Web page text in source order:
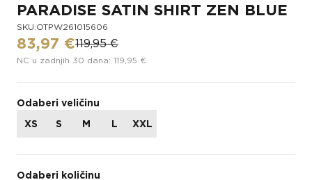
PARADISE SATIN SHIRT ZEN BLUE
SKU:OTPW261015606
83,97 €119,95 €
NC u zadnjih 30 dana: 119,95 €
Odaberi veličinu
XS
S M L XXL
Odaberi količinu